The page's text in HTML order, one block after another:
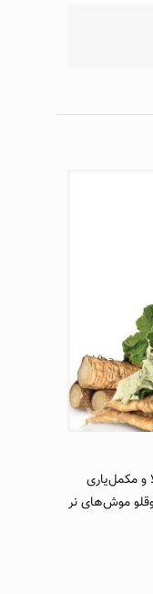
و مکمل‌یاری
موش‌های نر